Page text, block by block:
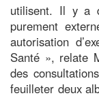
utilisent. Il y a
purement
autorisation
Santé », relate
des
feuilleter deux